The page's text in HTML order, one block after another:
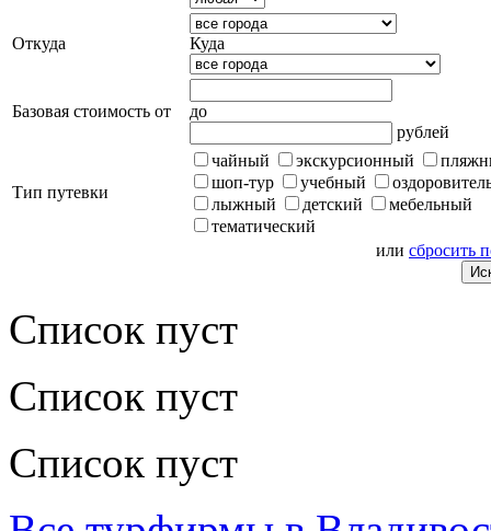
Откуда Куда
Базовая стоимость от
до
рублей
Тип путевки
чайный экскурсионный
шоп-тур
учебный
лыжный
детский
мебельный
тематический
или сбросить
Список пуст
Список пуст
Список пуст